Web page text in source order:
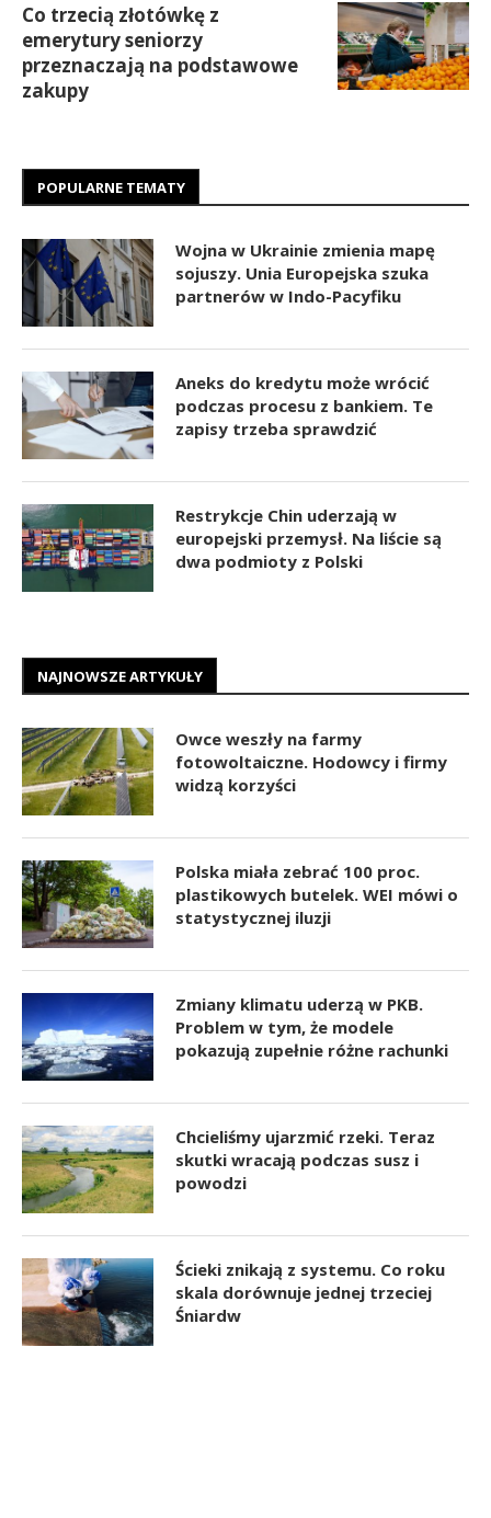
Co trzecią złotówkę z
emerytury seniorzy
przeznaczają na podstawowe
zakupy
POPULARNE TEMATY
Wojna w Ukrainie zmienia mapę
sojuszy. Unia Europejska szuka
partnerów w Indo-Pacyfiku
Aneks do kredytu może wrócić
podczas procesu z bankiem. Te
zapisy trzeba sprawdzić
Restrykcje Chin uderzają w
europejski przemysł. Na liście są
dwa podmioty z Polski
NAJNOWSZE ARTYKUŁY
Owce weszły na farmy
fotowoltaiczne. Hodowcy i firmy
widzą korzyści
Polska miała zebrać 100 proc.
plastikowych butelek. WEI mówi o
statystycznej iluzji
Zmiany klimatu uderzą w PKB.
Problem w tym, że modele
pokazują zupełnie różne rachunki
Chcieliśmy ujarzmić rzeki. Teraz
skutki wracają podczas susz i
powodzi
Ścieki znikają z systemu. Co roku
skala dorównuje jednej trzeciej
Śniardw